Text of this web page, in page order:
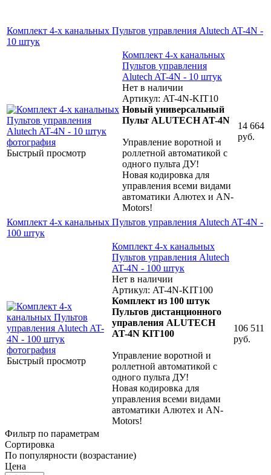
Комплект 4-х канальных Пультов управления Alutech AT-4N -
10 штук
Быстрый просмотр
Комплект 4-х канальных
Пультов управления
Alutech AT-4N - 10 штук
Нет в наличии
Артикул: AT-4N-KIT10
Новый универсальный
Пульт ALUTECH AT-4N
Управление воротной и
роллетной автоматикой с
одного пульта ДУ!
Новая кодировка для
управления всеми видами
автоматики Алютех и AN-
Motors!
14 664
руб.
Комплект 4-х канальных Пультов управления Alutech AT-4N -
100 штук
Быстрый просмотр
Комплект 4-х канальных
Пультов управления Alutech
AT-4N - 100 штук
Нет в наличии
Артикул: AT-4N-KIT100
Комплект из 100 штук
Пультов дистанционного
управления ALUTECH
AT-4N KIT100
Управление воротной и
роллетной автоматикой с
одного пульта ДУ!
Новая кодировка для
управления всеми видами
автоматики Алютех и AN-
Motors!
106 511
руб.
Фильтр по параметрам
Сортировка
По популярности (возрастание)
Цена